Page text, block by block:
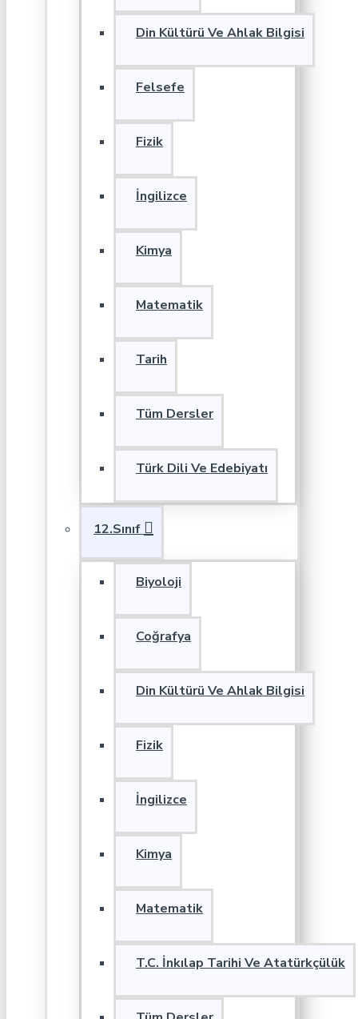
Din Kültürü Ve Ahlak Bilgisi
Felsefe
Fizik
İngilizce
Kimya
Matematik
Tarih
Tüm Dersler
Türk Dili Ve Edebiyatı
12.Sınıf
Biyoloji
Coğrafya
Din Kültürü Ve Ahlak Bilgisi
Fizik
İngilizce
Kimya
Matematik
T.C. İnkılap Tarihi Ve Atatürkçülük